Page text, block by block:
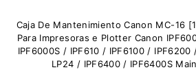
Caja De Mantenimiento Canon MC-16
Para Impresoras e Plotter Canon
IPF6000S / IPF610 / IPF6100 /
LP24 / IPF6400 / IPF6400S